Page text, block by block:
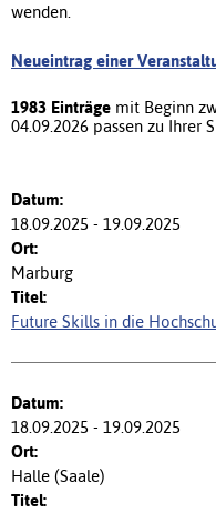
wenden.
Neueintrag einer
1983 Einträge mit Beginn
04.09.2026 passen zu Ihrer
18.09.2025 - 19.09.2025
Marburg
Future Skills in die
18.09.2025 - 19.09.2025
Halle (Saale)